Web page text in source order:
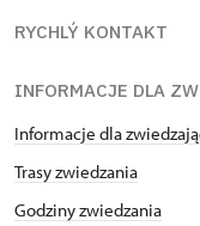
RYCHLÝ KONTAKT
INFORMACJE DLA
Informacje dla
Trasy zwiedzania
Godziny zwiedzania